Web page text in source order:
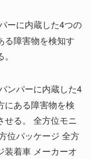
ーに内蔵した4つの
る障害物を検知す
ンパーに内蔵した4
にある障害物を検
せる。 全方位モニ
位パッケージ 全方
装着車 メーカーオ